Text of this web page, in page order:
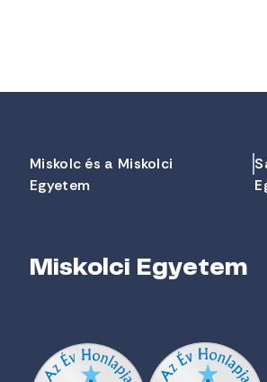
Miskolc és a Miskolci
Egyetem
Miskolci Egyetem